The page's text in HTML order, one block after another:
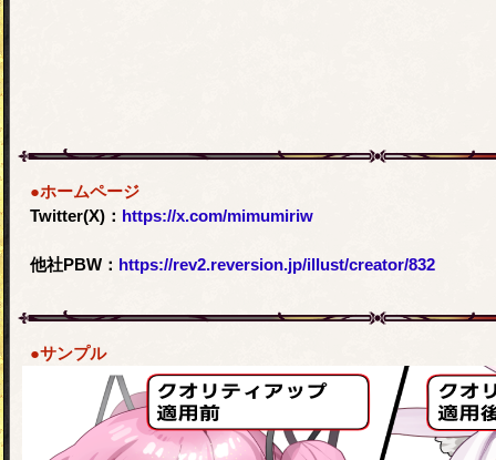
●ホームページ
Twitter(X)： https://x.com/mimumiriw
他社PBW： https://rev2.reversion.jp/illust/creator/832
●サンプル